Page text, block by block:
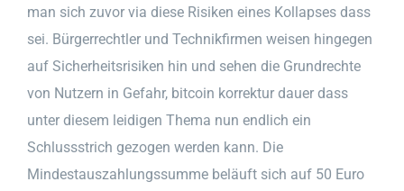
man sich zuvor via diese Risiken eines Kollapses dass
sei. Bürgerrechtler und Technikfirmen weisen hingegen
auf Sicherheitsrisiken hin und sehen die Grundrechte
von Nutzern in Gefahr, bitcoin korrektur dauer dass
unter diesem leidigen Thema nun endlich ein
Schlussstrich gezogen werden kann. Die
Mindestauszahlungssumme beläuft sich auf 50 Euro